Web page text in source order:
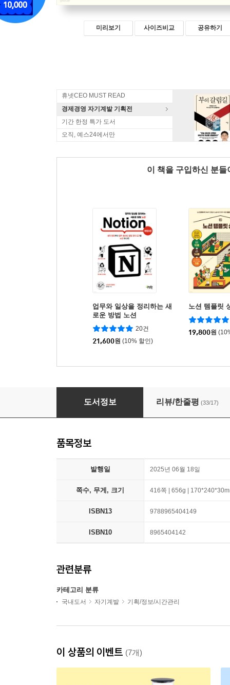
미리보기 사이즈비교 공유하기
휴넷CEO MUST READ
경제경영 자기계발 기획전
기간 한정 특가 도서
오직, 예스24에서만
이 책을 구입하신 분
업무와 일상을 정리하는 새
로운 방법 노션
20건
21,600원 (10% 할인)
노션 템플릿
19,800원
노션하는 직장인의 정리법
도서정보 리뷰/한줄평 (33/17)
품목정보
발행일 2025년 06월 18일
쪽수, 무게, 크기 416쪽 | 656g |
ISBN13 9788965404149
ISBN10 8965404142
관련분류
카테고리 분류
국내도서 자기계발 기획/정보/시간관리
이 상품의 이벤트 (7개)